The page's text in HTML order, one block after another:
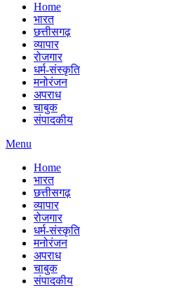
Home
भारत
छत्तीसगढ़
व्यापार
रोजगार
धर्म-संस्कृति
मनोरंजन
अपराध
चाबुक
संपादकीय
Menu
Home
भारत
छत्तीसगढ़
व्यापार
रोजगार
धर्म-संस्कृति
मनोरंजन
अपराध
चाबुक
संपादकीय